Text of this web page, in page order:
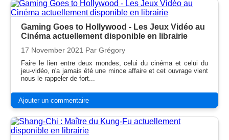
Gaming Goes to Hollywood - Les Jeux Vidéo au
Cinéma actuellement disponible en librairie
17 November 2021 Par Grégory
Faire le lien entre deux mondes, celui du cinéma et celui du
jeu-vidéo, n'a jamais été une mince affaire et cet ouvrage vient
nous le rappeler de fort...
Ajouter un commentaire